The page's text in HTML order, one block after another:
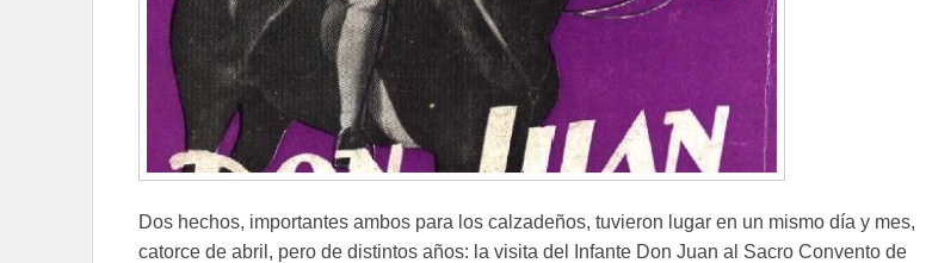
Dos hechos, importantes ambos para los calzadeños, tuvieron lugar en un mismo día y mes,
catorce de abril, pero de distintos años: la visita del Infante Don Juan al Sacro Convento de